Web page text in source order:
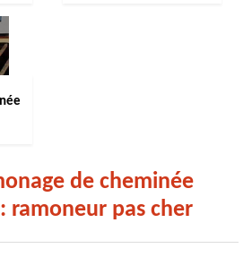
de cheminée
ramoneur pas cher